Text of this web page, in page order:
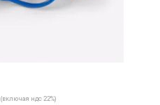
(включая ндс 22%)